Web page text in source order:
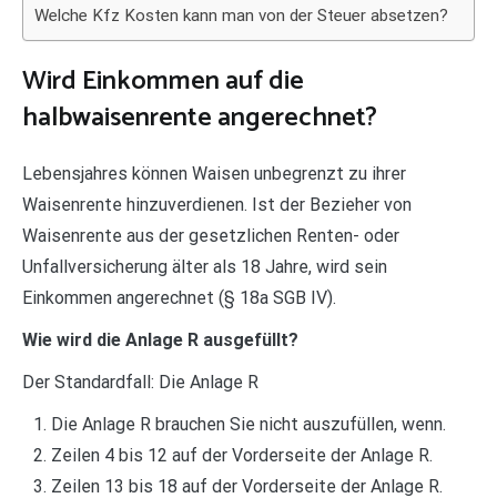
Welche Kfz Kosten kann man von der Steuer absetzen?
Wird Einkommen auf die
halbwaisenrente angerechnet?
Lebensjahres können Waisen unbegrenzt zu ihrer
Waisenrente hinzuverdienen. Ist der Bezieher von
Waisenrente aus der gesetzlichen Renten- oder
Unfallversicherung älter als 18 Jahre, wird sein
Einkommen angerechnet (§ 18a SGB IV).
Wie wird die Anlage R ausgefüllt?
Der Standardfall: Die Anlage R
Die Anlage R brauchen Sie nicht auszufüllen, wenn.
Zeilen 4 bis 12 auf der Vorderseite der Anlage R.
Zeilen 13 bis 18 auf der Vorderseite der Anlage R.